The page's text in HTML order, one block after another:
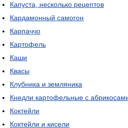
Капуста, несколько рецептов
Кардамонный самогон
Карпаччо
Картофель
Каши
Квасы
Клубника и земляника
Кнедли картофельные с
Коктейли
Коктейли и кисели